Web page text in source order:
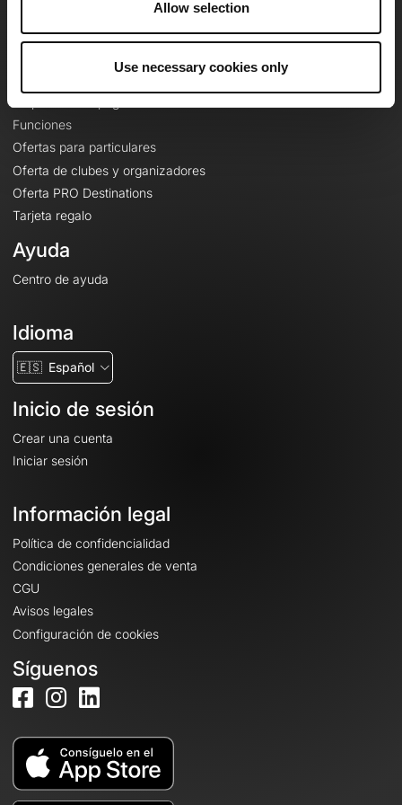
Allow selection
Use necessary cookies only
Le Mag'
Funciones
Ofertas para particulares
Oferta de clubes y organizadores
Oferta PRO Destinations
Tarjeta regalo
Ayuda
Centro de ayuda
Idioma
🇪🇸 Español
Inicio de sesión
Crear una cuenta
Iniciar sesión
Información legal
Política de confidencialidad
Condiciones generales de venta
CGU
Avisos legales
Configuración de cookies
Síguenos